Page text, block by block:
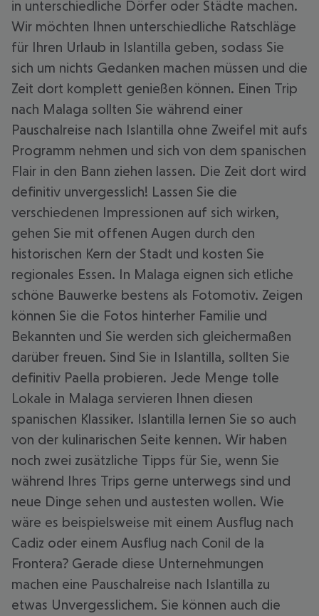
in unterschiedliche Dörfer oder Städte machen.
Wir möchten Ihnen unterschiedliche Ratschläge
für Ihren Urlaub in Islantilla geben, sodass Sie
sich um nichts Gedanken machen müssen und die
Zeit dort komplett genießen können. Einen Trip
nach Malaga sollten Sie während einer
Pauschalreise nach Islantilla ohne Zweifel mit aufs
Programm nehmen und sich von dem spanischen
Flair in den Bann ziehen lassen. Die Zeit dort wird
definitiv unvergesslich! Lassen Sie die
verschiedenen Impressionen auf sich wirken,
gehen Sie mit offenen Augen durch den
historischen Kern der Stadt und kosten Sie
regionales Essen. In Malaga eignen sich etliche
schöne Bauwerke bestens als Fotomotiv. Zeigen
können Sie die Fotos hinterher Familie und
Bekannten und Sie werden sich gleichermaßen
darüber freuen. Sind Sie in Islantilla, sollten Sie
definitiv Paella probieren. Jede Menge tolle
Lokale in Malaga servieren Ihnen diesen
spanischen Klassiker. Islantilla lernen Sie so auch
von der kulinarischen Seite kennen. Wir haben
noch zwei zusätzliche Tipps für Sie, wenn Sie
während Ihres Trips gerne unterwegs sind und
neue Dinge sehen und austesten wollen. Wie
wäre es beispielsweise mit einem Ausflug nach
Cadiz oder einem Ausflug nach Conil de la
Frontera? Gerade diese Unternehmungen
machen eine Pauschalreise nach Islantilla zu
etwas Unvergesslichem. Sie können auch die